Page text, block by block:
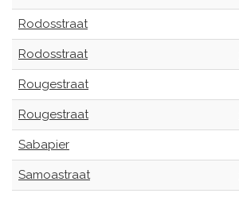
Rodosstraat
Rodosstraat
Rougestraat
Rougestraat
Sabapier
Samoastraat